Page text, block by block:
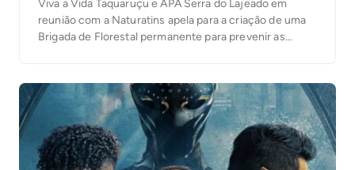
Viva a Vida Taquaruçu e APA Serra do Lajeado em
reunião com a Naturatins apela para a criação de uma
Brigada de Florestal permanente para prevenir as
área […]